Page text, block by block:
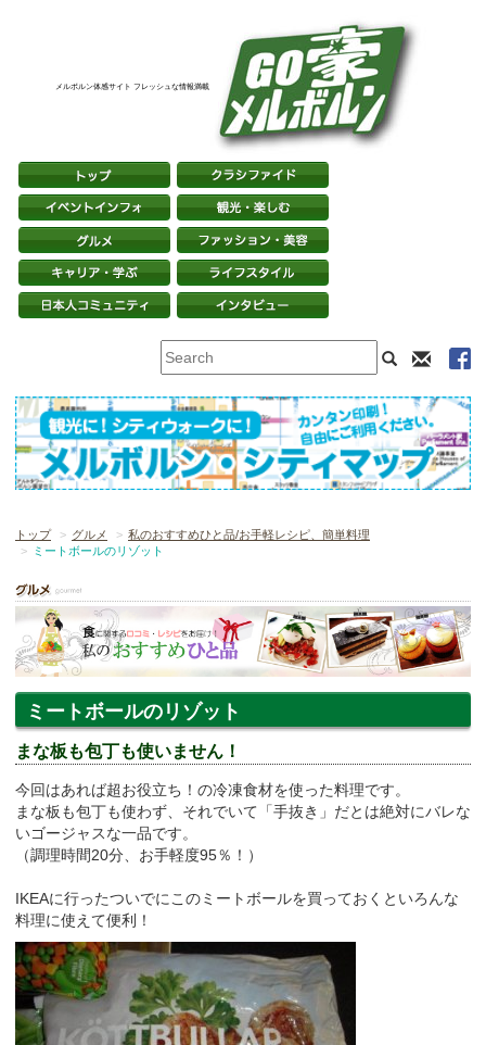
メルボルン体感サイト フレッシュな情報満載
トップ グルメ
私のおすすめひと品/お手軽レシピ、簡単料理
ミートボールのリゾット
ミートボールのリゾット
まな板も包丁も使いません！
今回はあれば超お役立ち！の冷凍食材を使った料理です。
まな板も包丁も使わず、それでいて「手抜き」だとは絶対にバレな
いゴージャスな一品です。
（調理時間20分、お手軽度95％！）
IKEAに行ったついでにこのミートボールを買っておくといろんな
料理に使えて便利！